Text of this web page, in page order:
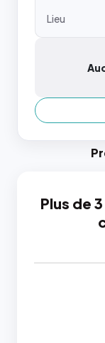
Lieu
Plus de